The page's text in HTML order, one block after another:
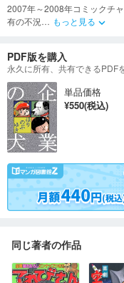
2007年～2008年コミックチ
有の不況… もっと見る keyboard_arrow_down
PDF版を購入
永久に所有、共有できるPDF
単品価格
¥550(税込)
同じ著者の作品